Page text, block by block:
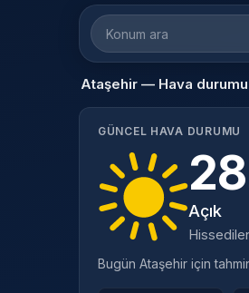
Konum
ara
Ataşehir — Hava durumu
GÜNCEL HAVA DURUMU
Açık
Bugün Ataşehir için